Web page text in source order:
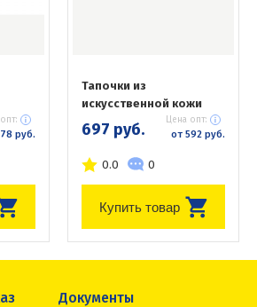
руб.
Тапочки из
искусственной кожи
697 руб. Цена опт:
от 592 руб.
0.0 0
Купить товар
Документы